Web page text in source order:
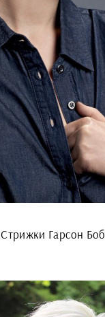
Стрижки Гарсон Боб